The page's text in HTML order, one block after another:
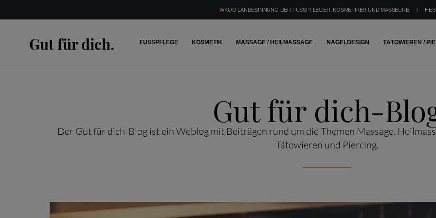
WKOÖ LANDESINNUNG DER FUSSPFLEGER, KOSMETIKER UND MASSEURE /
Gut für dich. FUSSPFLEGE KOSMETIK MASSAGE / HEILMASSAGE NAGELDESIGN TÄTOWIEREN /
Gut für dich-
Der Gut für dich-Blog ist ein Weblog mit Beiträgen rund um die Themen Massage,
Tätowieren und Piercing.